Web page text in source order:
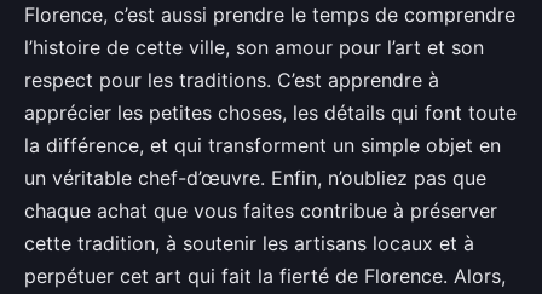
Florence, c’est aussi prendre le temps de comprendre
l’histoire de cette ville, son amour pour l’art et son
respect pour les traditions. C’est apprendre à
apprécier les petites choses, les détails qui font toute
la différence, et qui transforment un simple objet en
un véritable chef-d’œuvre. Enfin, n’oubliez pas que
chaque achat que vous faites contribue à préserver
cette tradition, à soutenir les artisans locaux et à
perpétuer cet art qui fait la fierté de Florence. Alors,